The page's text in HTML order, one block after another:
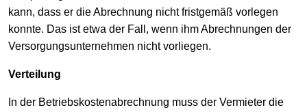
kann, dass er die Abrechnung nicht fristgemäß vorlegen
konnte. Das ist etwa der Fall, wenn ihm Abrechnungen der
Versorgungsunternehmen nicht vorliegen.
Verteilung
In der Betriebskostenabrechnung muss der Vermieter die